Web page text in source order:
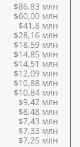
$86,83 млн
$60,00 млн
$41,8 млн
$28,16 млн
$18,59 млн
$14,85 млн
$14,51 млн
$12,09 млн
$10,88 млн
$10,84 млн
$9,42 млн
$8,48 млн
$7,43 млн
$7,33 млн
$7,25 млн